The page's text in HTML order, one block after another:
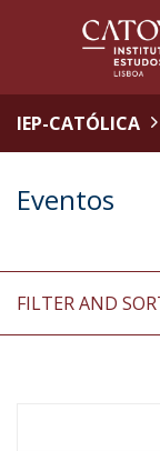
IEP-CATÓLICA
Eventos
FILTER AND